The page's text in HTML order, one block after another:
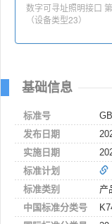
数字可寻址照明接口
（设备类型23）
基础信息
标准号
发布日期
实施日期
标准计划
标准类别
产
中国标准分类号